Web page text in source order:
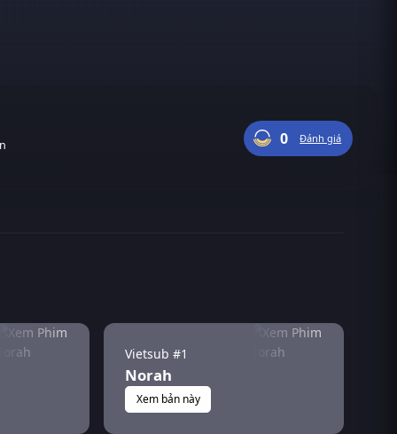
0 Đánh giá
Vietsub #1
Norah
Xem bản này